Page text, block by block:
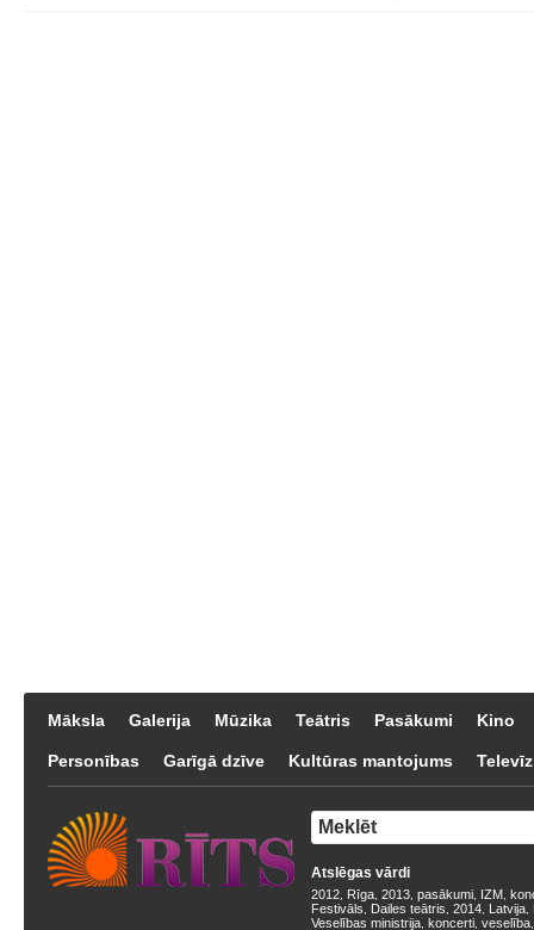
Māksla Galerija Mūzika Teātris Pasākumi Kino
Personības Garīgā dzīve Kultūras mantojums
Atslēgas vārdi
2012 Rīga 2013 pasākumi IZM
Festivāls
Dailes teātris 2014 Latvija
Veselības ministrija koncerti veselība